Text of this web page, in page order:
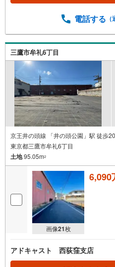
電話する
三鷹市牟礼6丁目
京王井の頭線 「井の頭公園」駅 徒歩
東京都三鷹市牟礼6丁目
土地95.05m2
画像21枚
6,090
アドキャスト 西荻窪支店